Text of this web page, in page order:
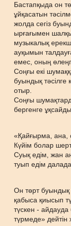
Бастапқыда он
ұйқасатын
жолда сегіз
ырғағымен
музыкалық
ауқымын
емес, оның
Соңғы екі
буындық
отыр.
Соңғы
бергенге ұқсайды.
«Қайғырма, ана,
Күйім болар
Суық едім, жан
туып едім
Он төрт буындық
қабыса қиысып
түскен -
түрмеде»